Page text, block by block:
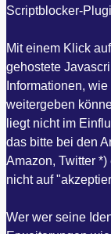
Scriptblocker-
Mit einem Klick
gehostete
Informationen,
weitergeben
liegt nicht im
das bitte bei den
Amazon, Twitter
nicht auf
Wer wer seine